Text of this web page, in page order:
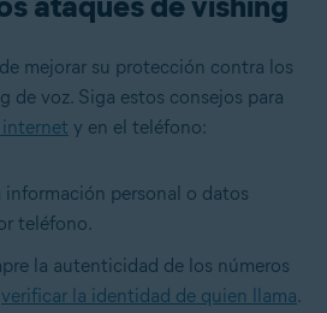
mejorar su protección contra los
de voz. Siga estos consejos para
internet y en el teléfono:
personal o datos
teléfono.
la autenticidad de los números
verificar la identidad de quien llama.